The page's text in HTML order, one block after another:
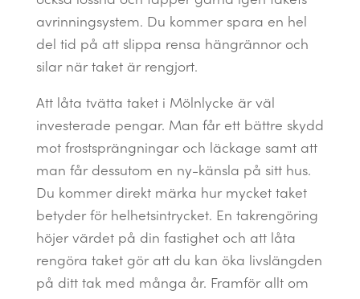
avrinningsystem. Du kommer spara en hel
del tid på att slippa rensa hängrännor och
silar när taket är rengjort.
Att låta tvätta taket i Mölnlycke är väl
investerade pengar. Man får ett bättre skydd
mot frostsprängningar och läckage samt att
man får dessutom en ny-känsla på sitt hus.
Du kommer direkt märka hur mycket taket
betyder för helhetsintrycket. En takrengöring
höjer värdet på din fastighet och att låta
rengöra taket gör att du kan öka livslängden
på ditt tak med många år. Framför allt om